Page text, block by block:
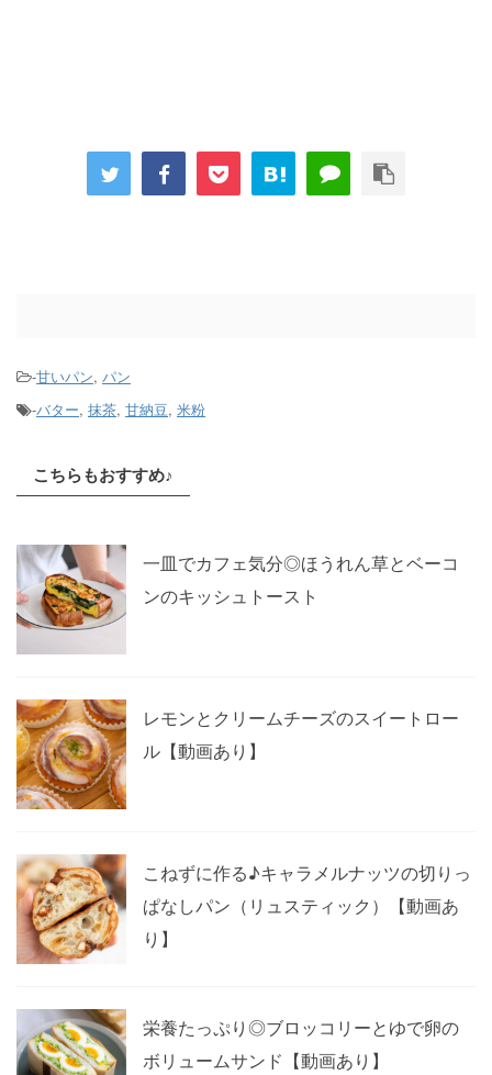
-甘いパン, パン
-バター, 抹茶, 甘納豆, 米粉
こちらもおすすめ♪
一皿でカフェ気分◎ほうれん草とベーコ
ンのキッシュトースト
レモンとクリームチーズのスイートロー
ル【動画あり】
こねずに作る♪キャラメルナッツの切りっ
ぱなしパン（リュスティック）【動画あ
り】
栄養たっぷり◎ブロッコリーとゆで卵の
ボリュームサンド【動画あり】